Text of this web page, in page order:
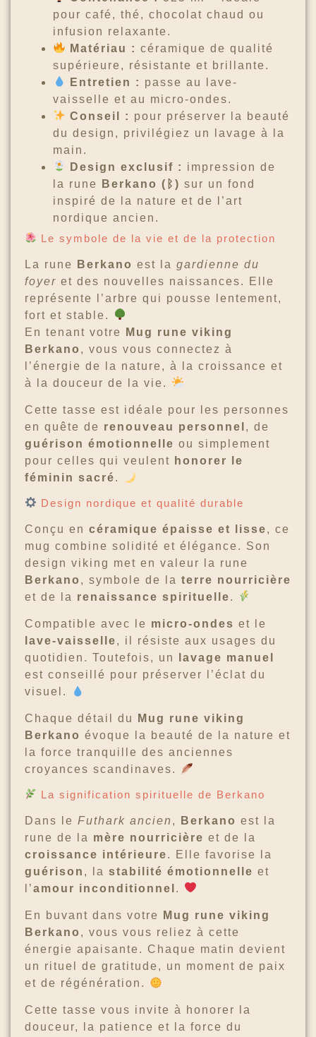
pour café, thé, chocolat chaud ou
infusion relaxante.
Matériau : céramique de qualité
supérieure, résistante et brillante.
Entretien : passe au lave-
vaisselle et au micro-ondes.
Conseil : pour préserver la beauté
du design, privilégiez un lavage à la
main.
Design exclusif : impression de
la rune
Berkano (ᛒ) sur un fond
inspiré de la nature et de l’art
nordique ancien.
Le symbole de la vie et de la protection
La rune Berkano est la gardienne du
foyer et des nouvelles naissances. Elle
représente l’arbre qui pousse lentement,
fort et stable.
En tenant votre
Mug rune viking
Berkano , vous vous connectez à
l’énergie de la nature, à la croissance et
à la douceur de la vie.
Cette tasse est idéale pour les personnes
en quête de renouveau personnel , de
guérison émotionnelle ou simplement
pour celles qui veulent honorer le
féminin sacré.
Design nordique et qualité durable
Conçu en céramique épaisse et lisse, ce
mug combine solidité et élégance. Son
design viking met en valeur la rune
Berkano , symbole de la terre nourricière
et de la renaissance spirituelle.
Compatible avec le micro-ondes et le
lave-vaisselle, il résiste aux usages du
quotidien. Toutefois, un
lavage manuel
est conseillé pour préserver l’éclat du
visuel.
Chaque détail du
Mug rune viking
Berkano évoque la beauté de la nature et
la force tranquille des anciennes
croyances scandinaves.
La signification spirituelle de Berkano
Dans le Futhark ancien , Berkano est la
rune de la mère nourricière et de la
croissance intérieure. Elle favorise la
guérison , la stabilité émotionnelle et
l’amour inconditionnel .
En buvant dans votre
Mug rune viking
Berkano , vous vous reliez à cette
énergie apaisante. Chaque matin devient
un rituel de gratitude, un moment de paix
et de régénération.
Cette tasse vous invite à honorer la
douceur, la patience et la force du